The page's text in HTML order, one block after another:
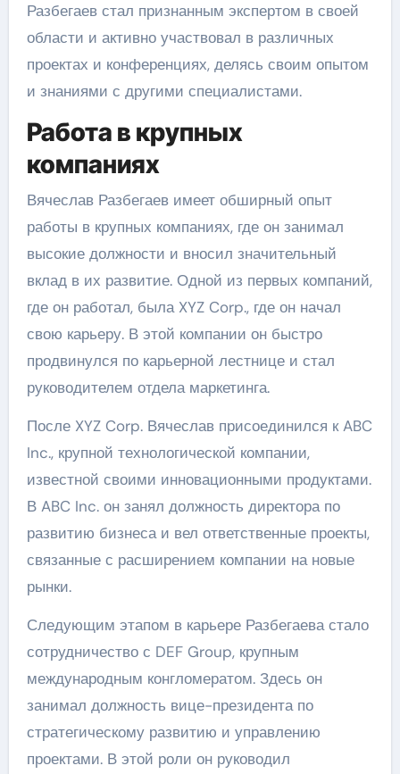
Разбегаев стал признанным экспертом в своей
области и активно участвовал в различных
проектах и конференциях, делясь своим опытом
и знаниями с другими специалистами.
Работа в крупных
компаниях
Вячеслав Разбегаев имеет обширный опыт
работы в крупных компаниях, где он занимал
высокие должности и вносил значительный
вклад в их развитие. Одной из первых компаний,
где он работал, была XYZ Corp., где он начал
свою карьеру. В этой компании он быстро
продвинулся по карьерной лестнице и стал
руководителем отдела маркетинга.
После XYZ Corp. Вячеслав присоединился к ABC
Inc., крупной технологической компании,
известной своими инновационными продуктами.
В ABC Inc. он занял должность директора по
развитию бизнеса и вел ответственные проекты,
связанные с расширением компании на новые
рынки.
Следующим этапом в карьере Разбегаева стало
сотрудничество с DEF Group, крупным
международным конгломератом. Здесь он
занимал должность вице-президента по
стратегическому развитию и управлению
проектами. В этой роли он руководил